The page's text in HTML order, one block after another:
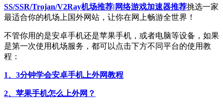
SS/SSR/Trojan/V2Ray机场推荐|网络游戏加速器推荐挑选一家
最适合你的机场上国外网站，让你在网上畅游全世界！
不管你用的是安卓手机还是苹果手机，或者电脑等设备，如果
是第一次使用机场服务，都可以点击下方不同平台的使用教
程：
1、3分钟学会安卓手机上外网教程
2、苹果手机怎么上外网？